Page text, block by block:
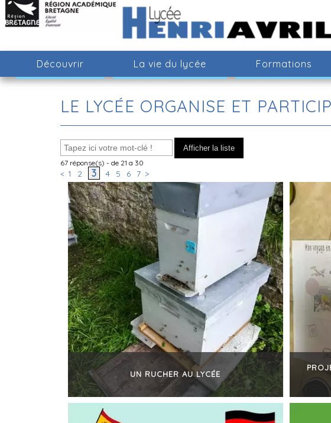
Découvrir La vie du lycée Formations
LE LYCÉE ORGANISE ET
67 réponse(s) - de 21 a 30
< 1 2 3 4 5 6 7 >
UN RUCHER AU LYCÉE
+